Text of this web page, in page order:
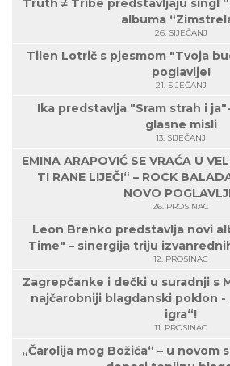
Truth ≠ Tribe predstavljaju singl
albuma
26. SIJEČANJ
Tilen Lotrič s pjesmom "Tvoja
poglavlje!
21. SIJEČANJ
Ika predstavlja "Sram strah i
glasne misli
13. SIJEČANJ
EMINA ARAPOVIĆ SE VRAĆA U
TI RANE LIJEČI“ – ROCK
NOVO
26. PROSINAC
Leon Brenko predstavlja novi
Time" – sinergija triju
12. PROSINAC
Zagrepčanke i dečki u suradnji s
najčarobniji blagdanski poklon -
igra“!
11. PROSINAC
„Čarolija mog Božića“ – u novom